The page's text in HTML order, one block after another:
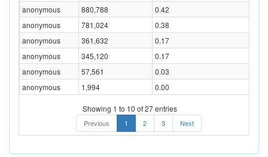
anonymous
880,788 0.42
anonymous
781,024 0.38
anonymous
361,632 0.17
anonymous
345,120 0.17
anonymous
57,561 0.03
anonymous
1,994 0.00
Showing 1 to 10 of 27 entries
Previous 1 2 3 Next